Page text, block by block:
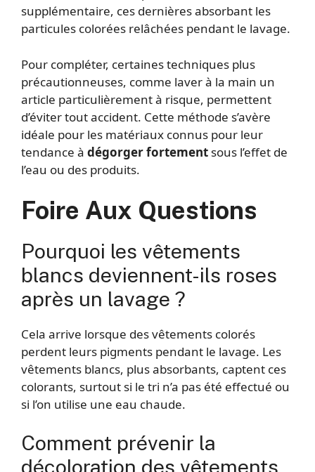
supplémentaire, ces dernières absorbant les
particules colorées relâchées pendant le lavage.
Pour compléter, certaines techniques plus
précautionneuses, comme laver à la main un
article particulièrement à risque, permettent
d’éviter tout accident. Cette méthode s’avère
idéale pour les matériaux connus pour leur
tendance à dégorger fortement sous l’effet de
l’eau ou des produits.
Foire Aux Questions
Pourquoi les vêtements
blancs deviennent-ils roses
après un lavage ?
Cela arrive lorsque des vêtements colorés
perdent leurs pigments pendant le lavage. Les
vêtements blancs, plus absorbants, captent ces
colorants, surtout si le tri n’a pas été effectué ou
si l’on utilise une eau chaude.
Comment prévenir la
décoloration des vêtements